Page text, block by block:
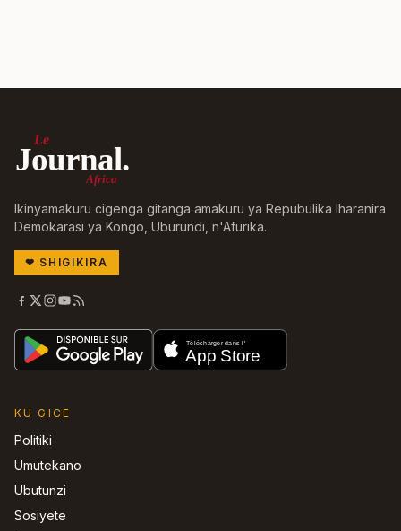
Le
Journal.
Africa
Ikinyamakuru cigenga gitanga amakuru ya Repubulika Iharanira
Demokarasi ya Kongo, Uburundi, n'Afurika.
❤ SHIGIKIRA
KU GICE
Politiki
Umutekano
Ubutunzi
Sosiyete